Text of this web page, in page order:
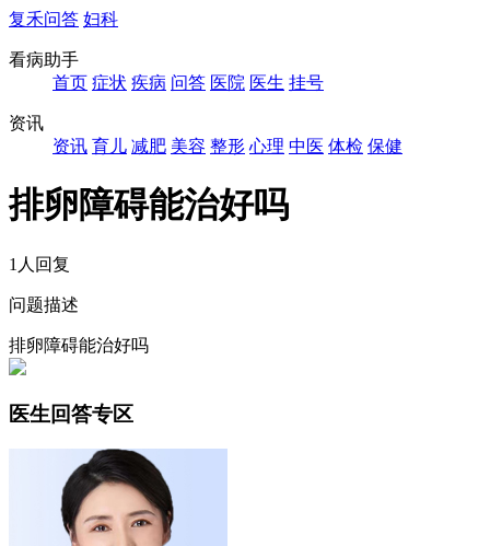
复禾问答 妇科
看病助手
首页 症状 疾病 问答 医院 医生 挂号
资讯
资讯 育儿 减肥 美容 整形 心理 中医 体检 保健
排卵障碍能治好吗
1人回复
问题描述
排卵障碍能治好吗
医生回答专区